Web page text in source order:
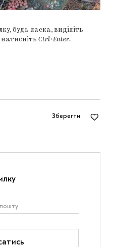
будь ласка, виділіть
Ctrl+Enter.
Зберегти